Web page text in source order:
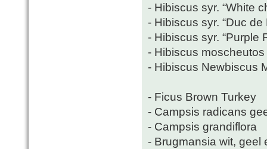
- Hibiscus syr. “White
- Hibiscus syr. “Duc de
- Hibiscus syr. “Purple
- Hibiscus
- Hibiscus Newbiscus
- Ficus Brown Turkey
- Campsis radicans
- Campsis grandiflora
- Brugmansia wit, geel